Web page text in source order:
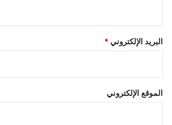
البريد الإلكتروني *
الموقع الإلكتروني